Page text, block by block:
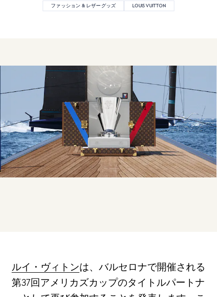
ファッション & レザーグッズ LOUIS VUITTON
ルイ・ヴィトンは、バルセロナで開催される
第37回アメリカズカップのタイトルパートナ